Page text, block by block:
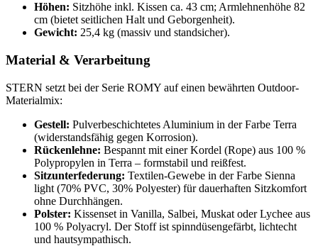
Höhen: Sitzhöhe inkl. Kissen ca. 43 cm; Armlehnenhöhe 82
cm (bietet seitlichen Halt und Geborgenheit).
Gewicht: 25,4 kg (massiv und standsicher).
Material & Verarbeitung
STERN setzt bei der Serie ROMY auf einen bewährten Outdoor-
Materialmix:
Gestell: Pulverbeschichtetes Aluminium in der Farbe Terra
(widerstandsfähig gegen Korrosion).
Rückenlehne: Bespannt mit einer Kordel (Rope) aus 100 %
Polypropylen in Terra – formstabil und reißfest.
Sitzunterfederung: Textilen-Gewebe in der Farbe Sienna
light (70% PVC, 30% Polyester) für dauerhaften Sitzkomfort
ohne Durchhängen.
Polster: Kissenset in Vanilla, Salbei, Muskat oder Lychee aus
100 % Polyacryl. Der Stoff ist spinndüsengefärbt, lichtecht
und hautsympathisch.